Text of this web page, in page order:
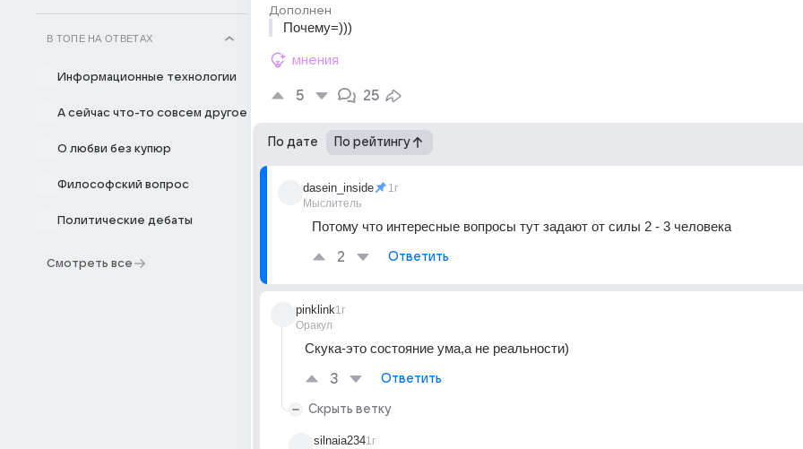
В ТОПЕ НА ОТВЕТАХ
Информационные технологии
А сейчас что-то совсем другое
О любви без купюр
Философский вопрос
Политические дебаты
Смотреть все
Дополнен
Почему=)))
мнения
5 25
По дате По рейтингу
dasein_inside
Мыслитель
1г
Потому что интересные вопросы тут задают от силы 2 - 3 человека
2 Ответить
pinklink
Оракул
1г
Скука-это состояние ума,а не реальности)
3 Ответить
Скрыть ветку
silnaia2341г